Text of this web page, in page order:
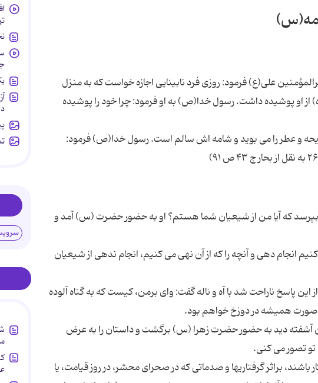
علی(ع) فرمود: روزی فرد نابینایی اجازه خواست که به منزل
او پوشیده داشت. رسول خدا(ص) به او فرمود: چرا خود را پوشیده
و عطر را می بوید و شامه اش سالم است. رسول خدا(ص) فرمود:
که آیا من از شیعیان شما هستم؟ او به حضور حضرت (س) آمد و
انجام دهی و آنچه را که از آن نهی می کنیم، انجام ندهی از شیعیان
پاسخ ناراحت شد با آه و ناله گفت: وای برمن، کیست که به گناه آلوده
صورت همیشه در دوزخ خواهم بود.
دید به حضور حضرت زهرا (س) برگشت و داستان را به عرض
تصور می کنی.
براثر گرفتاریها و صدماتی که در صحرای محشر، در روز قیامت، یا